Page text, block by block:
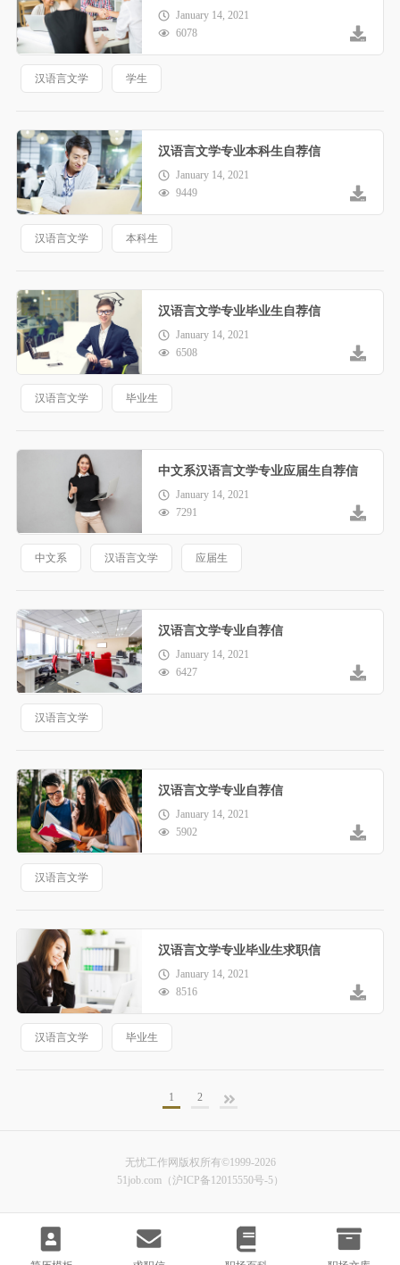
January 14, 2021
6078
汉语言文学 学生
汉语言文学专业本科生自荐信
January 14, 2021
9449
汉语言文学 本科生
汉语言文学专业毕业生自荐信
January 14, 2021
6508
汉语言文学 毕业生
中文系汉语言文学专业应届生自荐信
January 14, 2021
7291
中文系 汉语言文学 应届生
汉语言文学专业自荐信
January 14, 2021
6427
汉语言文学
汉语言文学专业自荐信
January 14, 2021
5902
汉语言文学
汉语言文学专业毕业生求职信
January 14, 2021
8516
汉语言文学 毕业生
1 2
无忧工作网版权所有©1999-2026
51job.com（沪ICP备12015550号-5）